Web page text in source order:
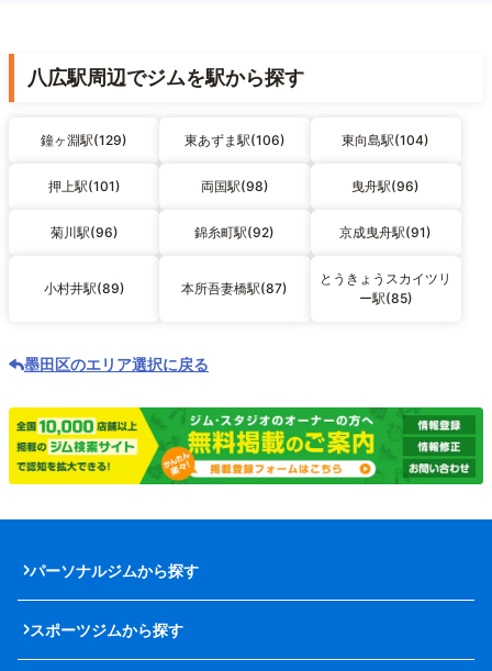
八広駅周辺でジムを駅から探す
鐘ヶ淵駅(129) 東あずま駅(106) 東向島駅(104)
押上駅(101) 両国駅(98) 曳舟駅(96)
菊川駅(96) 錦糸町駅(92) 京成曳舟駅(91)
小村井駅(89) 本所吾妻橋駅(87)
とうきょうスカイツリ
ー駅(85)
墨田区のエリア選択に戻る
パーソナルジムから探す
スポーツジムから探す